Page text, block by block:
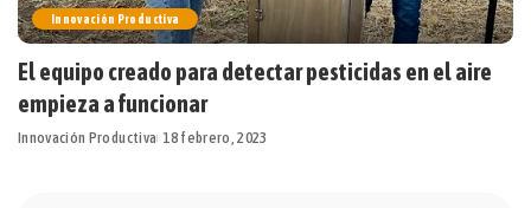
Innovación Productiva
El equipo creado para detectar pesticidas en el aire
empieza a funcionar
Innovación Productiva 18 febrero, 2023